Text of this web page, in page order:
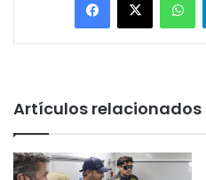
Artículos relacionados